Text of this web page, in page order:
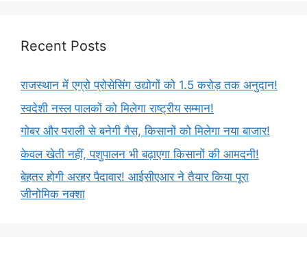
Recent Posts
राजस्थान में एग्रो प्रोसेसिंग उद्योगों को 1.5 करोड़ तक अनुदान!
स्वदेशी नस्ल पालकों को मिलेगा राष्ट्रीय सम्मान!
गोबर और पराली से बनेगी गैस, किसानों को मिलेगा नया बाजार!
केवल खेती नहीं, पशुपालन भी बढ़ाएगा किसानों की आमदनी!
बेहतर होगी अरहर पैदावार! आईसीएआर ने तैयार किया पूरा
जीनोमिक नक्शा